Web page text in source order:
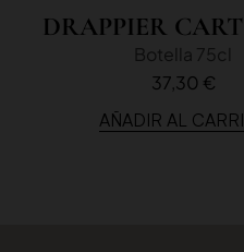
DRAPPIER
Botella 75cl
37,30 €
AÑADIR AL